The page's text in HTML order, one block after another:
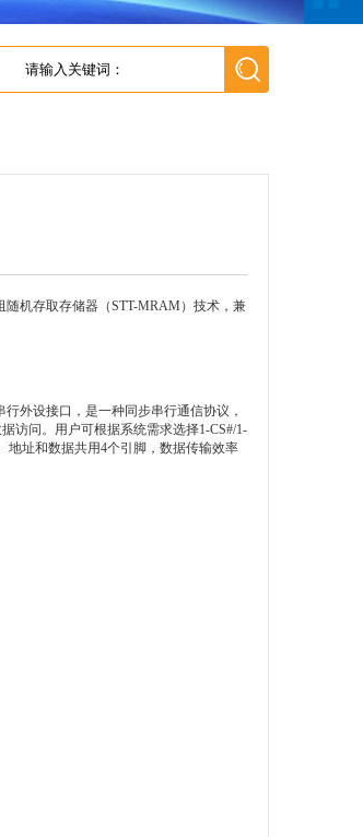
灵动微颁发的灵动MindSPIN有感方波电机小型合格证
机存取存储器（STT-MRAM）技术，兼
外设接口，是一种同步串行通信协议，
访问。用户可根据系统需求选择1-CS#/1-
地址和数据共用4个引脚，数据传输效率